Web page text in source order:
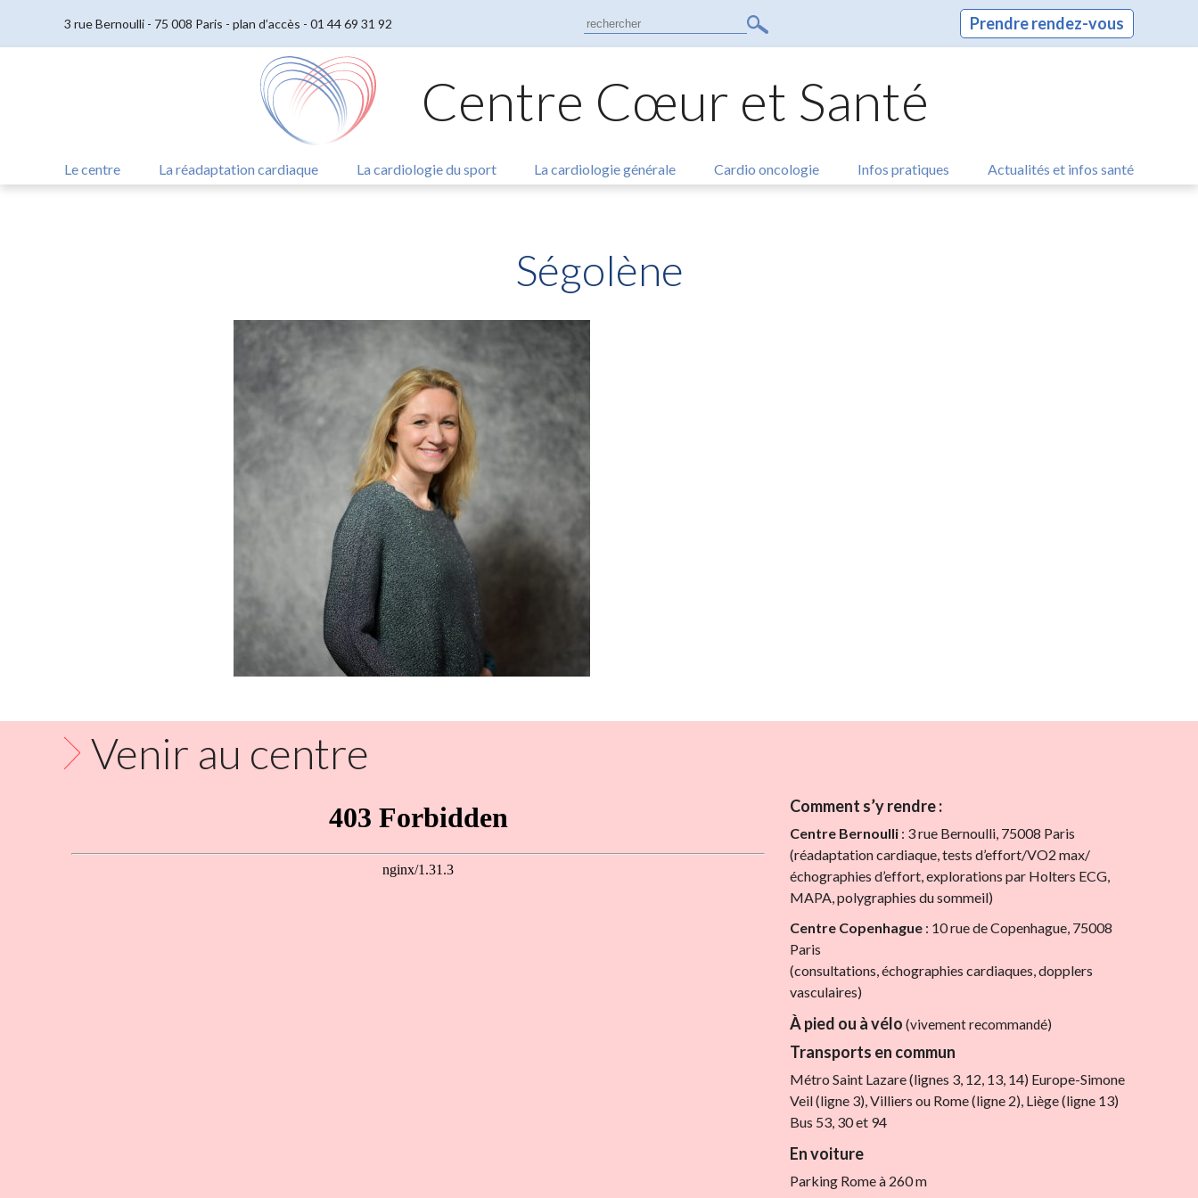
3 rue Bernoulli - 75 008 Paris - plan d’accès - 01 44 69 31 92 Prendre rendez-vous
Centre Cœur et Santé
Le centre La réadaptation cardiaque La cardiologie du sport La cardiologie générale Cardio oncologie Infos pratiques Actualités et infos santé
Ségolène
Venir au centre
Comment s’y rendre :
Centre Bernoulli: 3 rue Bernoulli, 75008 Paris
(réadaptation cardiaque, tests d’effort/VO2 max/
échographies d’effort, explorations par Holters ECG,
MAPA, polygraphies du sommeil)
Centre Copenhague: 10 rue de Copenhague, 75008
Paris
(consultations, échographies cardiaques, dopplers
vasculaires)
À pied ou à vélo (vivement recommandé)
Transports en commun
Métro Saint Lazare (lignes 3, 12, 13, 14) Europe-Simone
Veil (ligne 3), Villiers ou Rome (ligne 2), Liège (ligne 13)
Bus 53, 30 et 94
En voiture
Parking Rome à 260 m